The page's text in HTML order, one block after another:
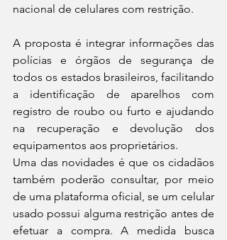
nacional de celulares com restrição.
A proposta é integrar informações das
polícias e órgãos de segurança de
todos os estados brasileiros, facilitando
a identificação de aparelhos com
registro de roubo ou furto e ajudando
na recuperação e devolução dos
equipamentos aos proprietários.
Uma das novidades é que os cidadãos
também poderão consultar, por meio
de uma plataforma oficial, se um celular
usado possui alguma restrição antes de
efetuar a compra. A medida busca